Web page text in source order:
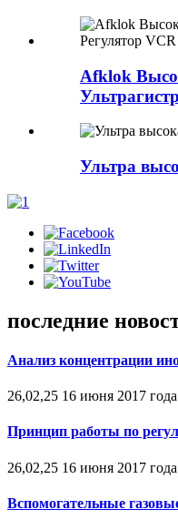
Afklok
Ультра
последние
Анализ концентрации
26,02,25 16 июня 2017 года
Принцип работы по
26,02,25 16 июня 2017 года
Вспомогательные